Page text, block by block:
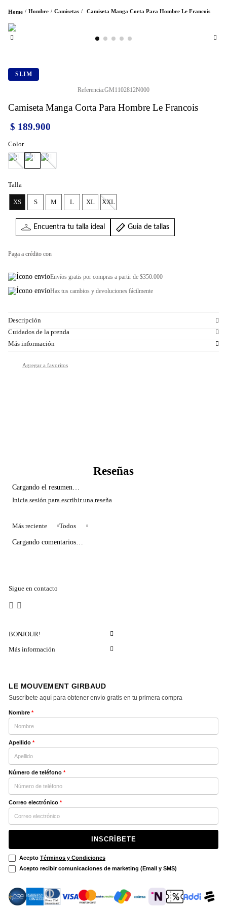
Hombre Camisetas Camiseta Manga Corta Para Hombre Le Francois
SLIM
Referencia:GM1102812N000
Camiseta Manga Corta Para Hombre Le Francois
$ 189.900
Color
Talla
XS S M L XL XXL
Encuentra tu talla ideal Guia de tallas
Paga a crédito con
Envíos gratis por compras a partir de $350.000
Haz tus cambios y devoluciones fácilmente
Descripción
Cuidados de la prenda
Más información
Cargando el resumen…
Más reciente Todos
Cargando comentarios…
Sigue en contacto
BONJOUR!
Más información
LE MOUVEMENT GIRBAUD
Suscríbete aquí para obtener envío gratis en tu primera compra
Nombre *
Apellido *
Número de teléfono *
Correo electrónico *
INSCRÍBETE
Acepto Términos y Condiciones
Acepto recibir comunicaciones de marketing (Email y SMS)